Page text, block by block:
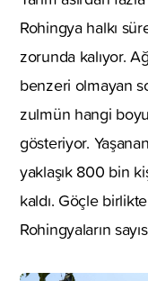
Rohingya halkı
zorunda kalıyor.
benzeri olmayan
zulmün hangi
gösteriyor.
yaklaşık 800 bin
kaldı. Göçle
Rohingyaların